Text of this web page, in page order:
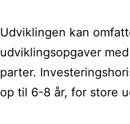
Udviklingen kan
udviklingsopgaver
parter.
op til 6-8 år, for store